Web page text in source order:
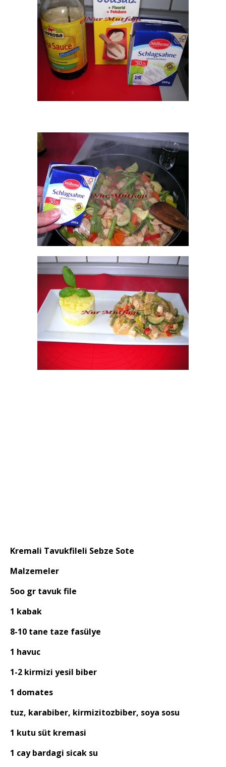
Kremali Tavukfileli Sebze Sote
Malzemeler
5oo gr tavuk file
1 kabak
8-10 tane taze fasülye
1 havuc
1-2 kirmizi yesil biber
1 domates
tuz, karabiber, kirmizitozbiber, soya sosu
1 kutu süt kremasi
1 cay bardagi sicak su